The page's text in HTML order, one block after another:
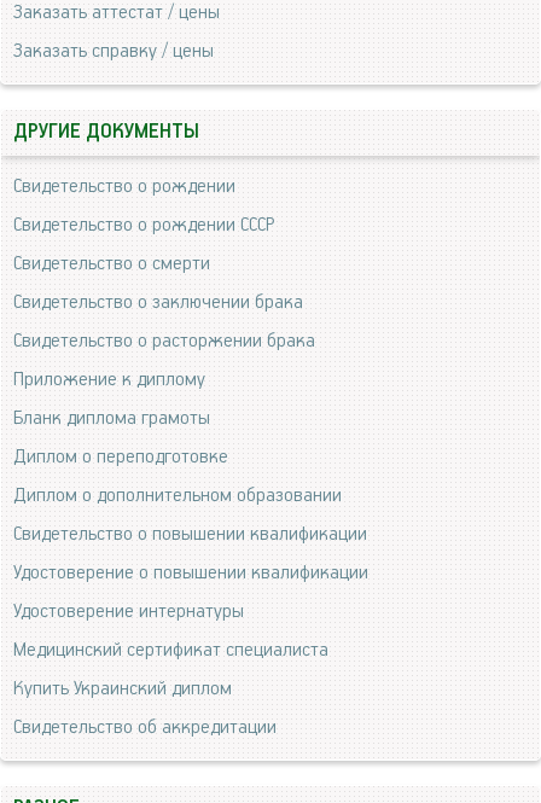
Заказать аттестат / цены
Заказать справку / цены
ДРУГИЕ ДОКУМЕНТЫ
Свидетельство о рождении
Свидетельство о рождении СССР
Свидетельство о смерти
Свидетельство о заключении брака
Свидетельство о расторжении брака
Приложение к диплому
Бланк диплома грамоты
Диплом о переподготовке
Диплом о дополнительном образовании
Свидетельство о повышении квалификации
Удостоверение о повышении квалификации
Удостоверение интернатуры
Медицинский сертификат специалиста
Купить Украинский диплом
Свидетельство об аккредитации